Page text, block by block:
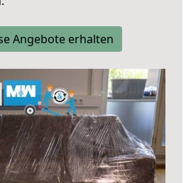
Angebote erhalten